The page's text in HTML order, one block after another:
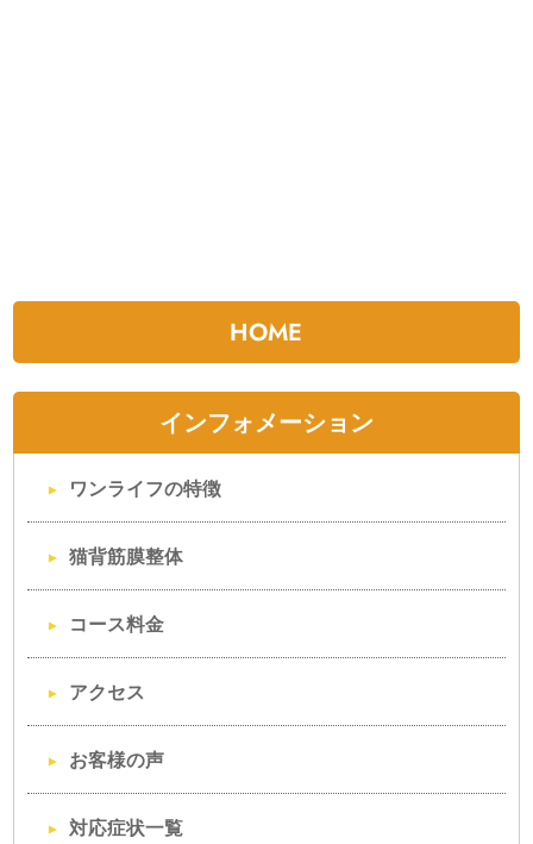
HOME
インフォメーション
ワンライフの特徴
猫背筋膜整体
コース料金
アクセス
お客様の声
対応症状一覧